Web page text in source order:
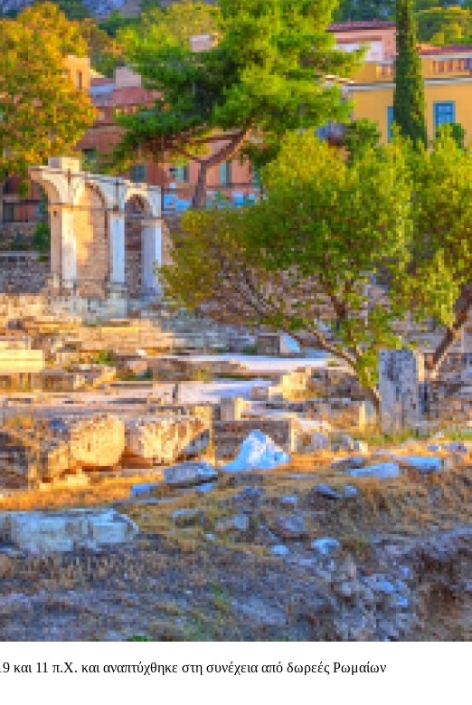
και 11 π.Χ. και αναπτύχθηκε στη συνέχεια από δωρεές Ρωμαίων